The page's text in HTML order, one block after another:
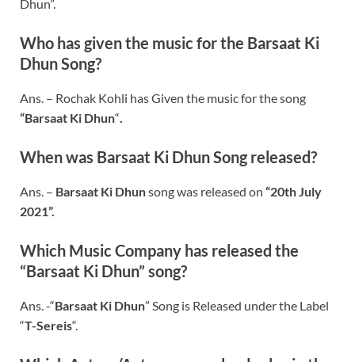
Dhun”.
Who has given the music for the Barsaat Ki
DhunSong?
Ans. – Rochak Kohli has Given the music for the song
“Barsaat Ki Dhun“.
When was Barsaat Ki DhunSong released?
Ans. – Barsaat Ki Dhunsong was released on “20th July
2021”.
Which Music Company has released the
“Barsaat Ki Dhun” song?
Ans. -“Barsaat Ki Dhun” Song is Released under the Label
“T-Sereis“.